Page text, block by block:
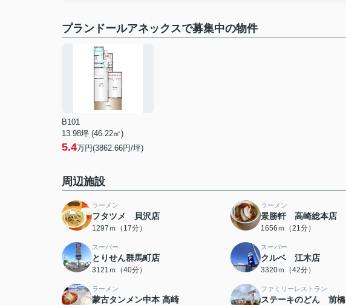
プランドールアネックスで募集中の物件
B101
13.98坪 (46.22㎡)
5.4万円(3862.66円/坪)
周辺施設
ラーメン
フタツメ 貝沢店
1297ｍ（17分）
ラーメン
景勝軒 高崎総本店
1656ｍ（21分）
スーパー
とりせん群馬町店
3121ｍ（40分）
スーパー
クルベ 江木店
3320ｍ（42分）
ラーメン
蒙古タンメン中本 高崎
ファミリーレストラン
ステーキのどん 前橋